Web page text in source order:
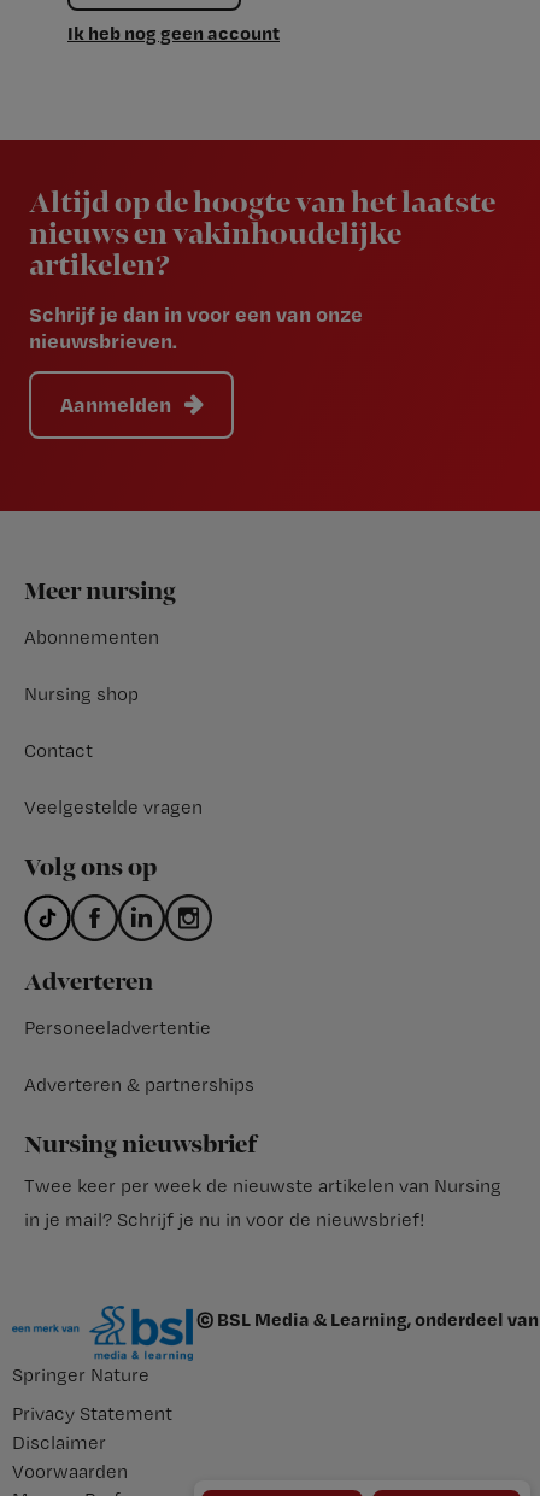
Ik heb nog geen account
Altijd op de hoogte van het laatste
nieuws en vakinhoudelijke
artikelen?
Schrijf je dan in voor een van onze
nieuwsbrieven.
Aanmelden
Footer
Meer nursing
Abonnementen
Nursing shop
Contact
Veelgestelde vragen
Volg ons op
Adverteren
Personeeladvertentie
Adverteren & partnerships
Nursing nieuwsbrief
Twee keer per week de nieuwste artikelen van Nursing
in je mail? Schrijf je nu in voor de nieuwsbrief!
© BSL Media & Learning, onderdeel van
Springer Nature
Privacy Statement
Disclaimer
Voorwaarden